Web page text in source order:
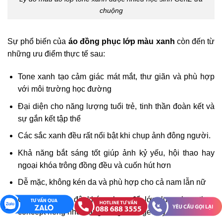
chuộng
Sự phổ biến của áo đồng phục lớp màu xanh còn đến từ
những ưu điểm thực tế sau:
Tone xanh tạo cảm giác mát mắt, thư giãn và phù hợp
với môi trường học đường
Đại diện cho năng lượng tuổi trẻ, tinh thần đoàn kết và
sự gắn kết tập thể
Các sắc xanh đều rất nổi bật khi chụp ảnh đông người.
Khả năng bắt sáng tốt giúp ảnh kỷ yếu, hội thao hay
ngoại khóa trông đồng đều và cuốn hút hơn
Dễ mặc, không kén da và phù hợp cho cả nam lẫn nữ
Có nhiều sắc độ khác nhau để lớp lựa chọn theo
concept riêng như năng động, vintage hay thanh lịch